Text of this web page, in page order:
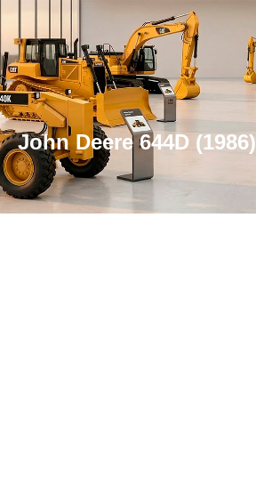
John Deere 644D (1986)